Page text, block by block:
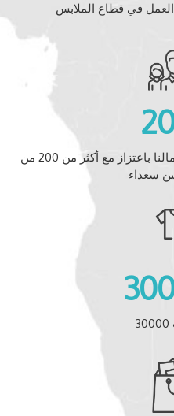
منذ عام 1965 ، لقد تم القيام بأعمالنا باعتزاز مع أكثر من 200 من